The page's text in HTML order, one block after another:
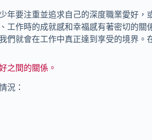
年要注重並追求自己的深度職業愛好，
工作時的成就感和幸福感有著密切的
們就會在工作中真正達到享受的境界。
之間的關係。
況：